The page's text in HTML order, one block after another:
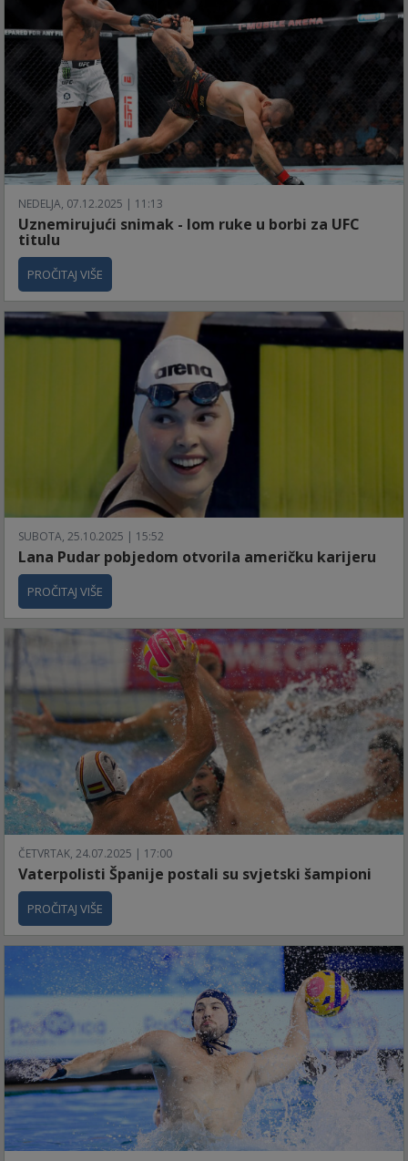
NEDELJA, 07.12.2025 | 11:13
Uznemirujući snimak - lom ruke u borbi za UFC
titulu
PROČITAJ VIŠE
SUBOTA, 25.10.2025 | 15:52
Lana Pudar pobjedom otvorila američku karijeru
PROČITAJ VIŠE
ČETVRTAK, 24.07.2025 | 17:00
Vaterpolisti Španije postali su svjetski šampioni
PROČITAJ VIŠE